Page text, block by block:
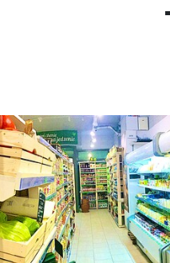
Projprzem
Fundacja Immo